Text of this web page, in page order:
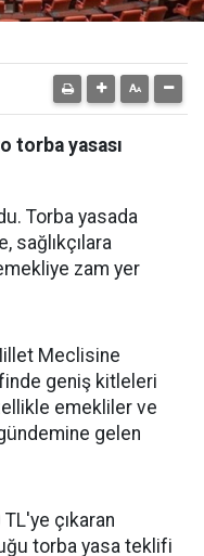
torba yasası
Torba yasada
sağlıkçılara
zam yer
Meclisine
geniş kitleleri
emekliler ve
gelen
çıkaran
torba yasa teklifi